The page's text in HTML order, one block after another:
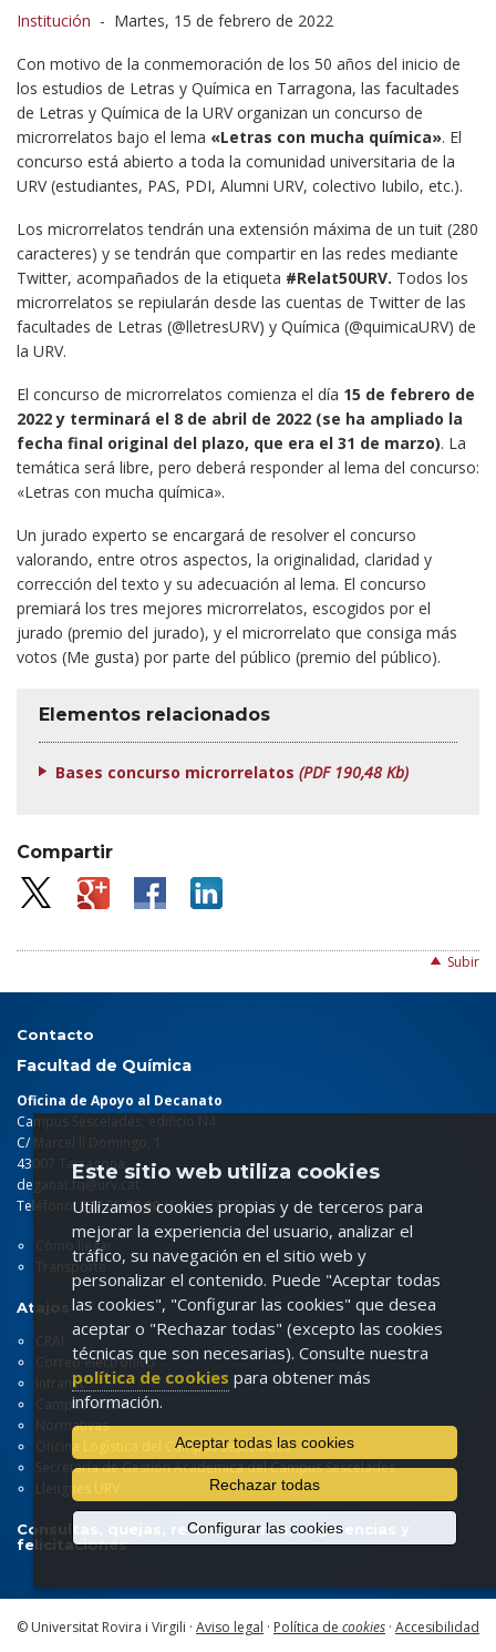
Institución - Martes, 15 de febrero de 2022
Con motivo de la conmemoración de los 50 años del inicio de
los estudios de Letras y Química en Tarragona, las facultades
de Letras y Química de la URV organizan un concurso de
microrrelatos bajo el lema «Letras con mucha química». El
concurso está abierto a toda la comunidad universitaria de la
URV (estudiantes, PAS, PDI, Alumni URV, colectivo Iubilo, etc.).
Los microrrelatos tendrán una extensión máxima de un tuit (280
caracteres) y se tendrán que compartir en las redes mediante
Twitter, acompañados de la etiqueta #Relat50URV. Todos los
microrrelatos se repiularán desde las cuentas de Twitter de las
facultades de Letras (@lletresURV) y Química (@quimicaURV) de
la URV.
El concurso de microrrelatos comienza el día 15 de febrero de
2022 y terminará el 8 de abril de 2022 (se ha ampliado la
fecha final original del plazo, que era el 31 de marzo). La
temática será libre, pero deberá responder al lema del concurso:
«Letras con mucha química».
Un jurado experto se encargará de resolver el concurso
valorando, entre otros aspectos, la originalidad, claridad y
corrección del texto y su adecuación al lema. El concurso
premiará los tres mejores microrrelatos, escogidos por el
jurado (premio del jurado), y el microrrelato que consiga más
votos (Me gusta) por parte del público (premio del público).
Elementos relacionados
Bases concurso microrrelatos (PDF 190,48 Kb)
Compartir
Subir
Contacto
Facultad de Química
Oficina de Apoyo al Decanato
Campus Sescelades, edificio N4
C/ Marcel·lí Domingo, 1
43007 Tarragona
deganat.fq@urv.cat
Teléfono: 977 5586 00/ Fax: 977 55 82 37
Cómo llegar
Transporte
Atajos
CRAI
Correo electrónico
Intranet
Campus virtual
Normativas
Oficina Logística del Campus Sescelades
Secretaría de Gestión Académica del Campus Sescelades
Llengües URV
Consultas, quejas, reclamaciones, sugerencias y
felicitaciones
© Universitat Rovira i Virgili · Aviso legal · Política de cookies · Accesibilidad
Este sitio web utiliza cookies
Utilizamos cookies propias y de terceros para
mejorar la experiencia del usuario, analizar el
tráfico, su navegación en el sitio web y
personalizar el contenido. Puede "Aceptar todas
las cookies", "Configurar las cookies" que desea
aceptar o "Rechazar todas" (excepto las cookies
técnicas que son necesarias). Consulte nuestra
política de cookies para obtener más
información.
Aceptar todas las cookies
Rechazar todas
Configurar las cookies